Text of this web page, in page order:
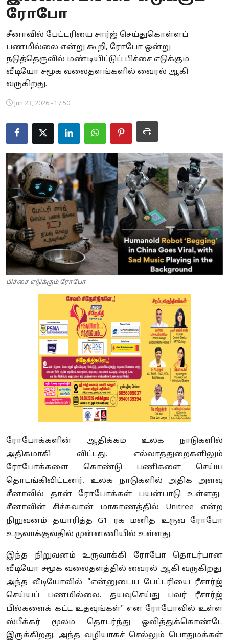
Business
Crime
Tamilnadu
National
World
Astrology
Spirituality
Weather
Politics
ரோபோ
சீனாவில் பேட்டரியை சார்ஜ் செய்துகொள்ளப்
பணமில்லை என்று கூறி, ரோபோ ஒன்று
நடுத்தெருவில் மண்டியிட்டுப் பிச்சை எடுக்கும்
வீடியோ சமூக வலைதளங்களில் வைரல் ஆகி
வருகிறது.
Jun 23, 2026 - 17:50
பிச்சை எடுக்கும் ரோபோ
ரோபோக்களின் ஆதிக்கம் உலக நாடுகளில்
அதிகமாகி விட்டது. எல்லாத்துறைகளிலும்
ரோபோக்களை கொண்டு பணிகளை செய்ய
தொடங்கிவிட்டனர். உலக நாடுகளில் அதிக அளவு
சீனாவில் தான் ரோபோக்கள் பயன்பாடு உள்ளது.
சீனாவின் சிச்சுவான் மாகாணத்தில் Unitree என்ற
நிறுவனம் தயாரித்த G1 ரக மனித உருவ ரோபோ
உருவாக்குவதில் முன்னணியில் உள்ளது.
இந்த நிறுவனம் உருவாக்கி ரோபோ தொடர்பான
வீடியோ சமூக வலைதளத்தில் வைரல் ஆகி வருகிறது.
அந்த வீடியோவில் "என்னுடைய பேட்டரியை ரீசார்ஜ்
செய்யப் பணமில்லை. தயவுசெய்து பவர் ரீசார்ஜ்
பில்களைக் கட்ட உதவுங்கள்" என ரோபோவில் உள்ள
ஸ்பீக்கர் மூலம் தொடர்ந்து ஒலித்துக்கொண்டே
இருக்கிறது. அந்த வழியாகச் செல்லும் பொதுமக்கள்